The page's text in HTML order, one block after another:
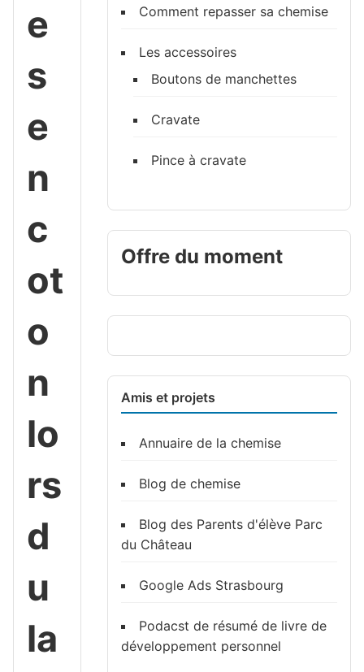
e
s
e
n
c
ot
o
n
lo
rs
d
u
la
Comment repasser sa chemise
Les accessoires
Boutons de manchettes
Cravate
Pince à cravate
Offre du moment
Amis et projets
Annuaire de la chemise
Blog de chemise
Blog des Parents d'élève Parc
du Château
Google Ads Strasbourg
Podacst de résumé de livre de
développement personnel